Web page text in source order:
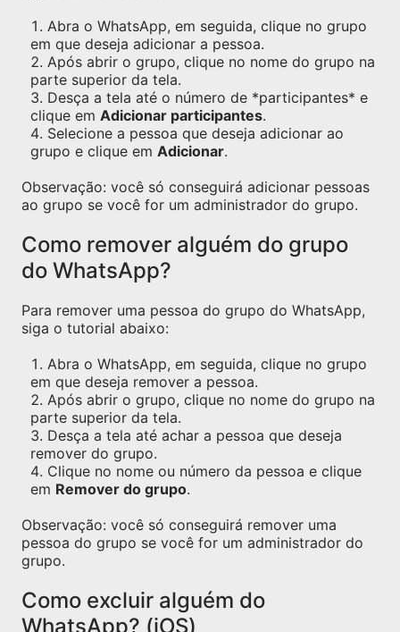
Abra o WhatsApp, em seguida, clique no grupo
em que deseja adicionar a pessoa.
Após abrir o grupo, clique no nome do grupo na
parte superior da tela.
Desça a tela até o número de *participantes* e
clique em Adicionar participantes.
Selecione a pessoa que deseja adicionar ao
grupo e clique em Adicionar.
Observação: você só conseguirá adicionar pessoas
ao grupo se você for um administrador do grupo.
Como remover alguém do grupo
do WhatsApp?
Para remover uma pessoa do grupo do WhatsApp,
siga o tutorial abaixo:
Abra o WhatsApp, em seguida, clique no grupo
em que deseja remover a pessoa.
Após abrir o grupo, clique no nome do grupo na
parte superior da tela.
Desça a tela até achar a pessoa que deseja
remover do grupo.
Clique no nome ou número da pessoa e clique
em Remover do grupo.
Observação: você só conseguirá remover uma
pessoa do grupo se você for um administrador do
grupo.
Como excluir alguém do
WhatsApp? (iOS)